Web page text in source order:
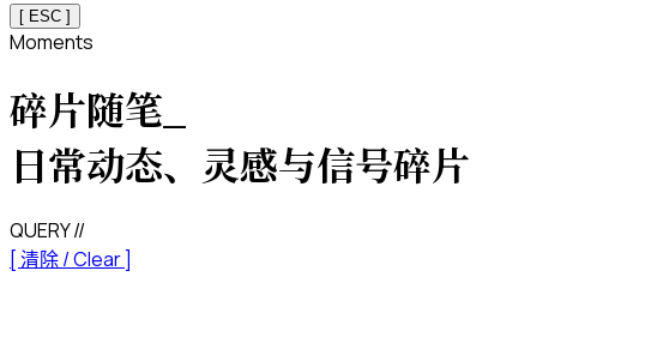
[ ESC ]
Moments
碎片随笔
日常动态、灵感与信号碎片
QUERY //
[ 清除 / Clear ]